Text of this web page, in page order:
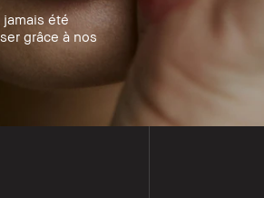
été
grâce à nos